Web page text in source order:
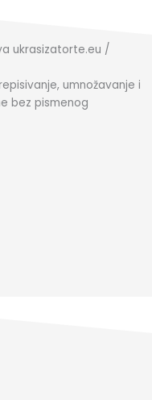
ukrasizatorte.eu /
umnožavanje i
bez pismenog